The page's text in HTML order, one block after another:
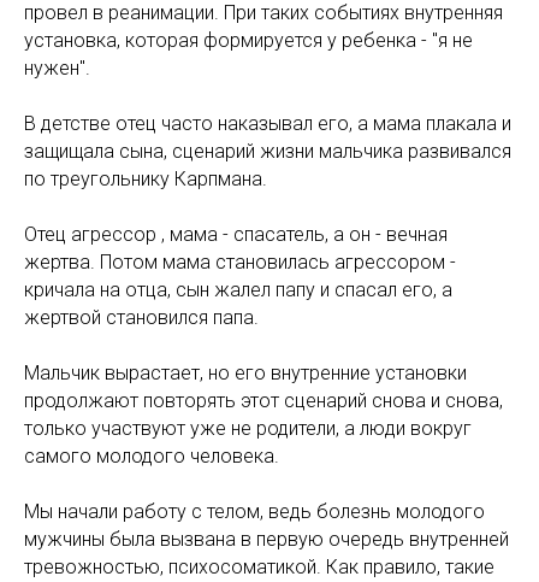
провел в реанимации. При таких событиях внутренняя
установка, которая формируется у ребенка - "я не
нужен".
В детстве отец часто наказывал его, а мама плакала и
защищала сына, сценарий жизни мальчика развивался
по треугольнику Карпмана.
Отец агрессор , мама - спасатель, а он - вечная
жертва. Потом мама становилась агрессором -
кричала на отца, сын жалел папу и спасал его, а
жертвой становился папа.
Мальчик вырастает, но его внутренние установки
продолжают повторять этот сценарий снова и снова,
только участвуют уже не родители, а люди вокруг
самого молодого человека.
Мы начали работу с телом, ведь болезнь молодого
мужчины была вызвана в первую очередь внутренней
тревожностью, психосоматикой. Как правило, такие